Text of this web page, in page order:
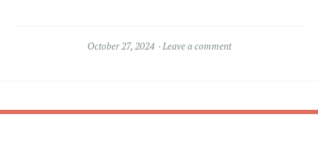
October 27, 2024 Leave a comment